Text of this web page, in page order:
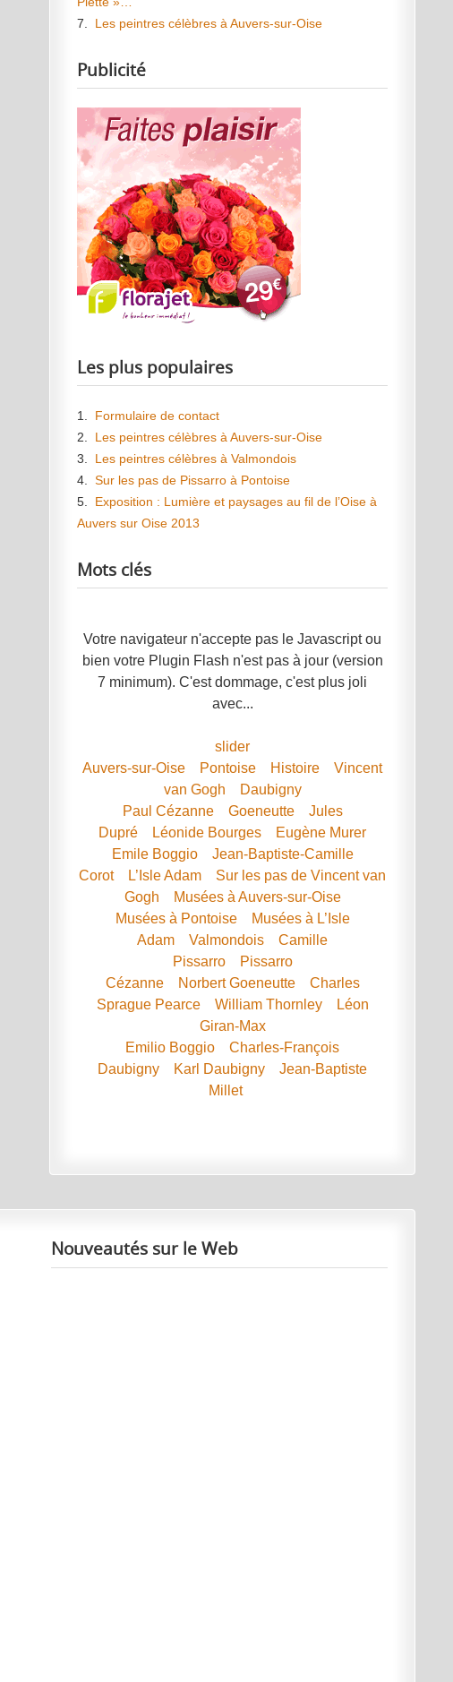
7. Les peintres célèbres à Auvers-sur-Oise
Publicité
Les plus populaires
1. Formulaire de contact
2. Les peintres célèbres à Auvers-sur-Oise
3. Les peintres célèbres à Valmondois
4.Sur les pas de Pissarro à Pontoise
5. Exposition : Lumière et paysages au fil de l’Oise à
Auvers sur Oise 2013
Mots clés
Votre navigateur n'accepte pas le Javascript ou
bien votre Plugin Flash n'est pas à jour (version
7 minimum). C'est dommage, c'est plus joli
avec...
slider
Auvers-sur-Oise
Pontoise Histoire
Vincent
van Gogh
Daubigny
Paul Cézanne
Goeneutte
Jules
Dupré
Léonide Bourges
Eugène Murer
Emile Boggio
Jean-Baptiste-Camille
Corot
L’Isle Adam
Sur les pas de Vincent van
Gogh
Musées à Auvers-sur-Oise
Musées à Pontoise
Musées à L’Isle
Adam
Valmondois
Camille
Pissarro
Pissarro
Cézanne
Norbert Goeneutte
Charles
Sprague Pearce
William Thornley
Léon
Giran-Max
Emilio Boggio
Charles-François
Daubigny
Karl Daubigny
Jean-Baptiste
Millet
Nouveautés sur le Web